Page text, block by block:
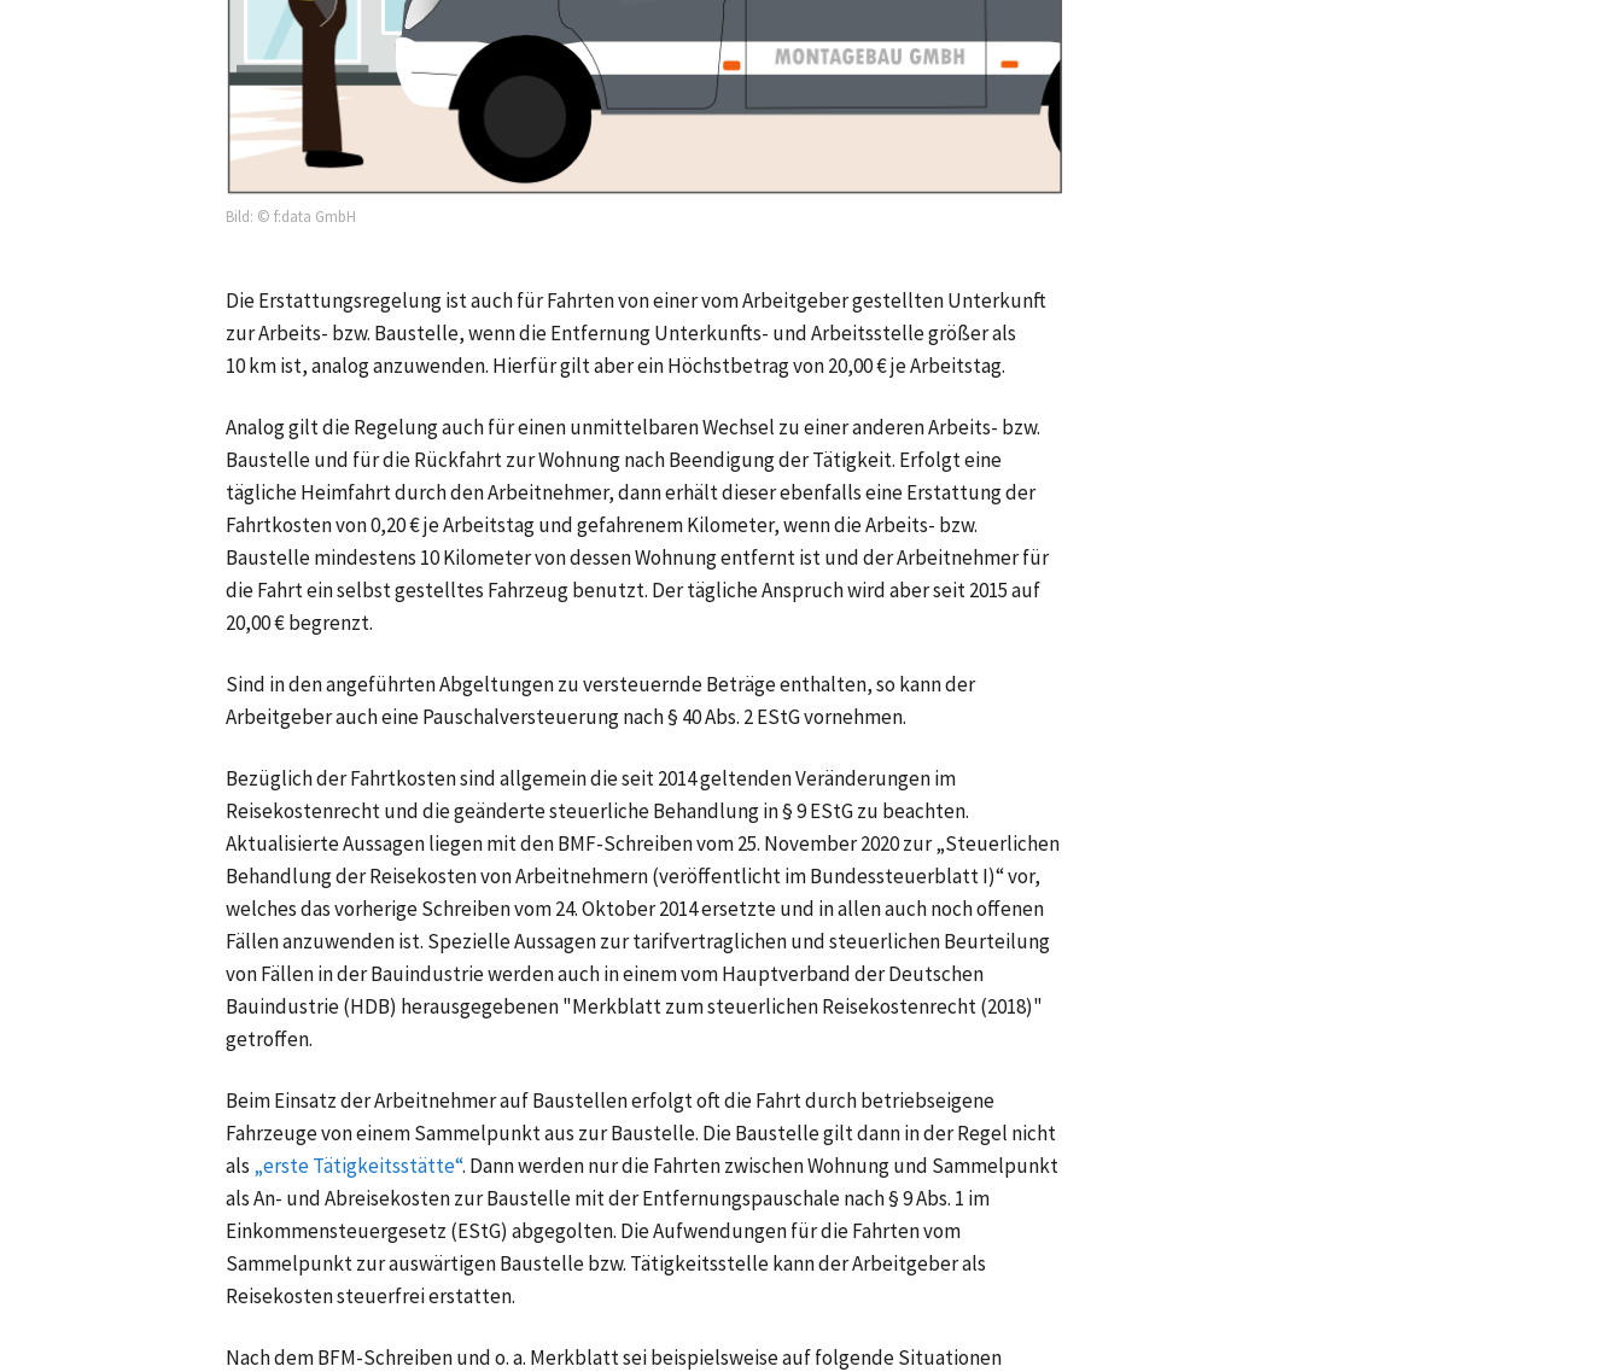
Bild: © f:data GmbH
Die Erstattungsregelung ist auch für Fahrten von einer vom Arbeitgeber gestellten Unterkunft
zur Arbeits- bzw. Baustelle, wenn die Entfernung Unterkunfts- und Arbeitsstelle größer als
10 kmist, analog anzuwenden. Hierfür gilt aber ein Höchstbetrag von20,00 €je Arbeitstag.
Analog gilt die Regelung auch für einen unmittelbaren Wechsel zu einer anderen Arbeits- bzw.
Baustelle und für die Rückfahrt zur Wohnung nach Beendigung der Tätigkeit. Erfolgt eine
tägliche Heimfahrt durch den Arbeitnehmer, dann erhält dieser ebenfalls eine Erstattung der
Fahrtkosten von0,20 €je Arbeitstag und gefahrenem Kilometer, wenn die Arbeits- bzw.
Baustelle mindestens 10 Kilometervon dessen Wohnung entfernt ist und der Arbeitnehmer für
die Fahrt ein selbst gestelltes Fahrzeug benutzt. Der tägliche Anspruch wird aberseit 2015auf
20,00 €begrenzt.
Sind in den angeführten Abgeltungen zu versteuernde Beträge enthalten, so kann der
Arbeitgeber auch eine Pauschalversteuerung nach§ 40 Abs. 2 EStGvornehmen.
Bezüglich der Fahrtkosten sind allgemein dieseit 2014geltenden Veränderungen im
Reisekostenrecht und die geänderte steuerliche Behandlung in§ 9 EStGzu beachten.
Aktualisierte Aussagen liegen mit den BMF-Schreiben vom25. November 2020zur „Steuerlichen
Behandlung der Reisekosten von Arbeitnehmern (veröffentlicht imBundessteuerblatt I)“ vor,
welches das vorherige Schreiben vom24. Oktober 2014ersetzte und in allen auch noch offenen
Fällen anzuwenden ist. Spezielle Aussagen zur tarifvertraglichen und steuerlichen Beurteilung
von Fällen in der Bauindustrie werden auch in einem vom Hauptverband der Deutschen
Bauindustrie (HDB) herausgegebenen "Merkblatt zum steuerlichen Reisekostenrecht(2018)"
getroffen.
Beim Einsatz der Arbeitnehmer auf Baustellen erfolgt oft die Fahrt durch betriebseigene
Fahrzeuge von einem Sammelpunkt aus zur Baustelle. Die Baustelle gilt dann in der Regel nicht
als „erste Tätigkeitsstätte“. Dann werden nur die Fahrten zwischen Wohnung und Sammelpunkt
als An- und Abreisekosten zur Baustelle mit der Entfernungspauschale nach§ 9 Abs. 1 im
Einkommensteuergesetz (EStG) abgegolten. Die Aufwendungen für die Fahrten vom
Sammelpunkt zur auswärtigen Baustelle bzw. Tätigkeitsstelle kann der Arbeitgeber als
Reisekosten steuerfrei erstatten.
Nach dem BFM-Schreiben undo. a. Merkblatt sei beispielsweise auf folgende Situationen